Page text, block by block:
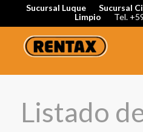
Sucursal Luque Sucursal
Limpio
Tel.
Listado